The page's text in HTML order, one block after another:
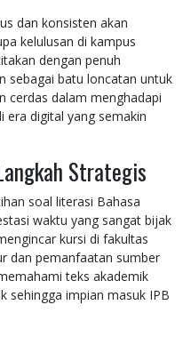
dan konsisten akan
kelulusan di kampus
dengan penuh
sebagai batu loncatan untuk
cerdas dalam menghadapi
era digital yang semakin
Strategis
soal literasi Bahasa
waktu yang sangat bijak
kursi di fakultas
dan pemanfaatan sumber
teks akademik
sehingga impian masuk IPB